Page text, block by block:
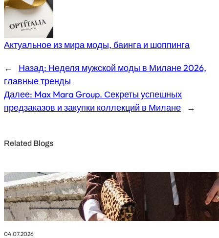
Актуальное из мира моды, баинга и шоппинга
← Назад: Неделя мужской моды в Милане 2026,
главные тренды
Далее: Max Mara Group. Секреты успешных
предзаказов и закупки коллекций в Милане
→
Related Blogs
04.07.2026